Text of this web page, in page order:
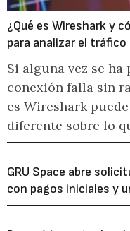
¿Qué es Wireshark y
para analizar el tráfico
Si alguna vez se
conexión falla sin
es Wireshark
diferente sobre lo
GRU Space abre
con pagos iniciales y